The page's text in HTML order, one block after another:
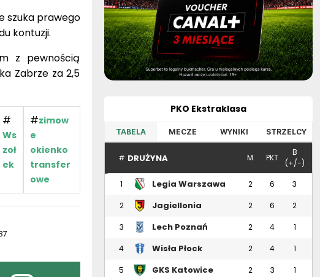
szuka prawego
kontuzji.
z pewnością
Zabrze za 2,5
#
Ws
zoł
ek
#zimow
e
okienko
transfer
owe
PKO Ekstraklasa
TABELA MECZE WYNIKI STRZELCY
# DRUŻYNA M PKT
B
(+/-)
1
Legia Warszawa 2 6 3
2
Jagiellonia
2 6 2
3 Lech Poznań 2 4 1
4 Wisła Płock 2 4 1
5 GKS Katowice 2 3 1